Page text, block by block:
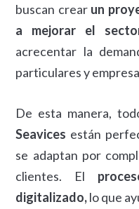
buscan crearun
a mejorar el
acrecentar la
particulares y
De esta manera,
Seavices están
se adaptan por
clientes. El
digitalizado,lo que